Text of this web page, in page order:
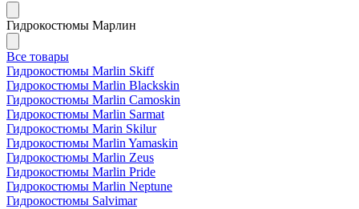
Гидрокостюмы Марлин
Все товары
Гидрокостюмы Marlin Skiff
Гидрокостюмы Marlin Blackskin
Гидрокостюмы Marlin Camoskin
Гидрокостюмы Marlin Sarmat
Гидрокостюмы Marin Skilur
Гидрокостюмы Marlin Yamaskin
Гидрокостюмы Marlin Zeus
Гидрокостюмы Marlin Pride
Гидрокостюмы Marlin Neptune
Гидрокостюмы Salvimar